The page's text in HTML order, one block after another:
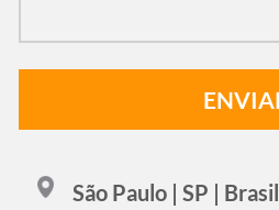
São Paulo | SP | Brasil